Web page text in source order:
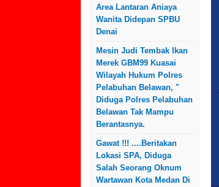
Area Lantaran Aniaya
Wanita Didepan SPBU
Denai
Mesin Judi Tembak Ikan
Merek GBM99 Kuasai
Wilayah Hukum Polres
Pelabuhan Belawan, "
Diduga Polres Pelabuhan
Belawan Tak Mampu
Berantasnya.
Gawat !!! ....Beritakan
Lokasi SPA, Diduga
Salah Seorang Oknum
Wartawan Kota Medan Di